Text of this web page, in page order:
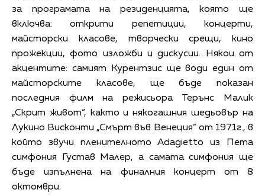
за програмата на резиденцията, която ще
включва: открити репетиции, концерти,
майсторски класове, творчески срещи, кино
прожекции, фото изложби и дискусии. Някои от
акцентите: самият Курентзис ще води един от
майсторските класове, ще бъде показан
последния филм на режисьора Терънс Малик
„Скрит живот“, както и някогашния шедьовър на
Лукино Висконти „Смърт във Венеция“ от 1971г., в
който звучи пленителното Adagietto из Пета
симфония Густав Малер, а самата симфония ще
бъде изпълнена на финалния концерт от 8
октомври.